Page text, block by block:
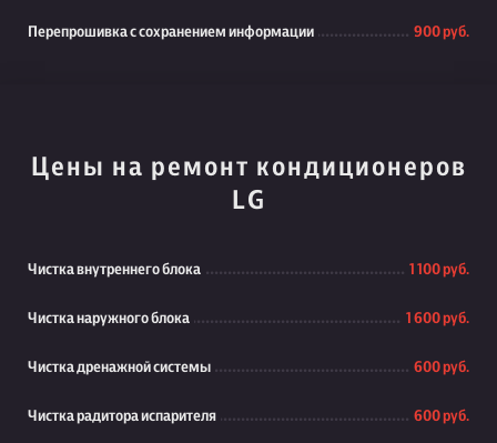
Перепрошивка с сохранением информации 900 руб.
Цены на ремонт кондиционеров
LG
Чистка внутреннего блока 1 100 руб.
Чистка наружного блока 1 600 руб.
Чистка дренажной системы 600 руб.
Чистка радитора испарителя 600 руб.